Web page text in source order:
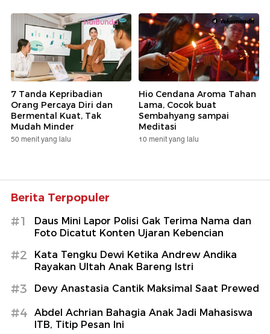
7 Tanda Kepribadian
Orang Percaya Diri dan
Bermental Kuat, Tak
Mudah Minder
50 menit yang lalu
Hio Cendana Aroma Tahan
Lama, Cocok buat
Sembahyang sampai
Meditasi
10 menit yang lalu
Berita Terpopuler
#1
Daus Mini Lapor Polisi Gak Terima Nama dan
Foto Dicatut Konten Ujaran Kebencian
#2
Kata Tengku Dewi Ketika Andrew Andika
Rayakan Ultah Anak Bareng Istri
#3 Devy Anastasia Cantik Maksimal Saat Prewed
#4
Abdel Achrian Bahagia Anak Jadi Mahasiswa
ITB, Titip Pesan Ini